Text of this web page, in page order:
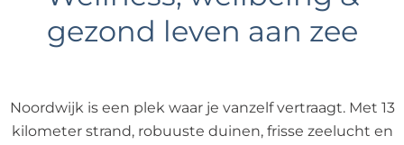
gezond leven aan zee
Noordwijk is een plek waar je vanzelf vertraagt. Met 13
kilometer strand, robuuste duinen, frisse zeelucht en